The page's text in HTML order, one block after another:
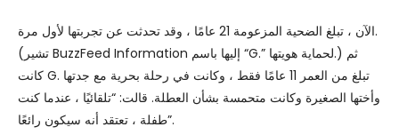
الآن ، تبلغ الضحية المزعومة 21 عامًا ، وقد تحدثت عن تجربتها لأول مرة.
(تشير BuzzFeed Information إليها باسم “G.” لحماية هويتها.) ثم
كانت G. تبلغ من العمر 11 عامًا فقط ، وكانت في رحلة بحرية مع جدتها
وأختها الصغيرة وكانت متحمسة بشأن العطلة. قالت: “تلقائيًا ، عندما كنت
طفلة ، تعتقد أنه سيكون رائعًا”.